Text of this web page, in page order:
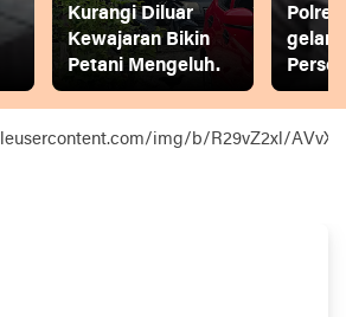
Kurangi Diluar
Kewajaran Bikin
Petani Mengeluh.
gelar
img/b/R29vZ2xl/